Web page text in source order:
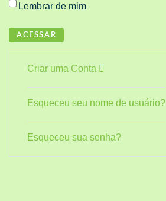
Lembrar de mim
ACESSAR
Criar uma Conta
Esqueceu seu nome de usuário?
Esqueceu sua senha?